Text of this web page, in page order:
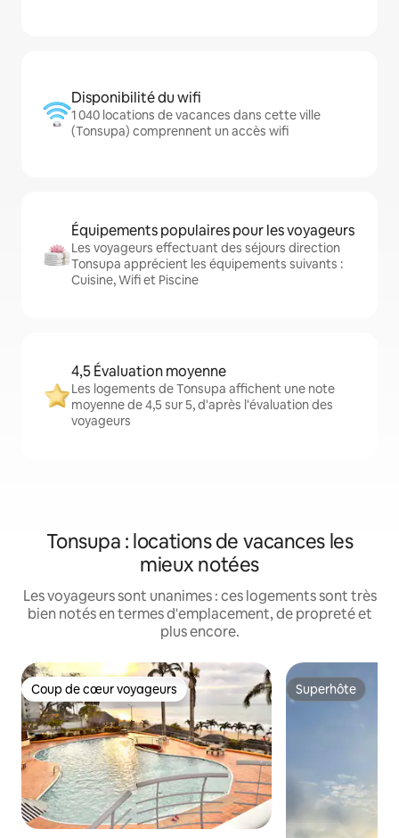
Disponibilité du wifi
1 040 locations de vacances dans cette ville
(Tonsupa) comprennent un accès wifi
Équipements populaires pour les voyageurs
Les voyageurs effectuant des séjours direction
Tonsupa apprécient les équipements suivants :
Cuisine, Wifi et Piscine
4,5 Évaluation moyenne
Les logements de Tonsupa affichent une note
moyenne de 4,5 sur 5, d'après l'évaluation des
voyageurs
Tonsupa : locations de vacances les
mieux notées
Les voyageurs sont unanimes : ces logements sont très
bien notés en termes d'emplacement, de propreté et
plus encore.
Coup de cœur voyageurs
Coup de cœur voyageurs Superhôte
Superhôte